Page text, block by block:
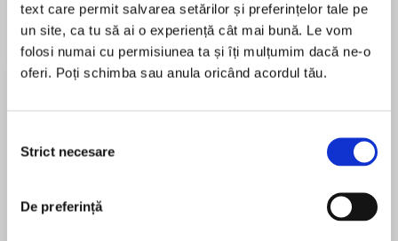
text care permit salvarea setărilor și preferințelor tale pe
un site, ca tu să ai o experiență cât mai bună. Le vom
folosi numai cu permisiunea ta și îți mulțumim dacă ne-o
oferi. Poți schimba sau anula oricând acordul tău.
consimțământului
Strict necesare
De preferință
Desprecarte
Te-ai trezit pe negândite părintele unui
adolescent. Copilul de lângă tine, până mai ieri
adolescenții zilelor noastre este mai crudă, mai
faci față dificultăților inevitabile? Pui piciorul în
prag, pedepsind până și cea mai neînsemnată
MAI MULT
pentru această carte